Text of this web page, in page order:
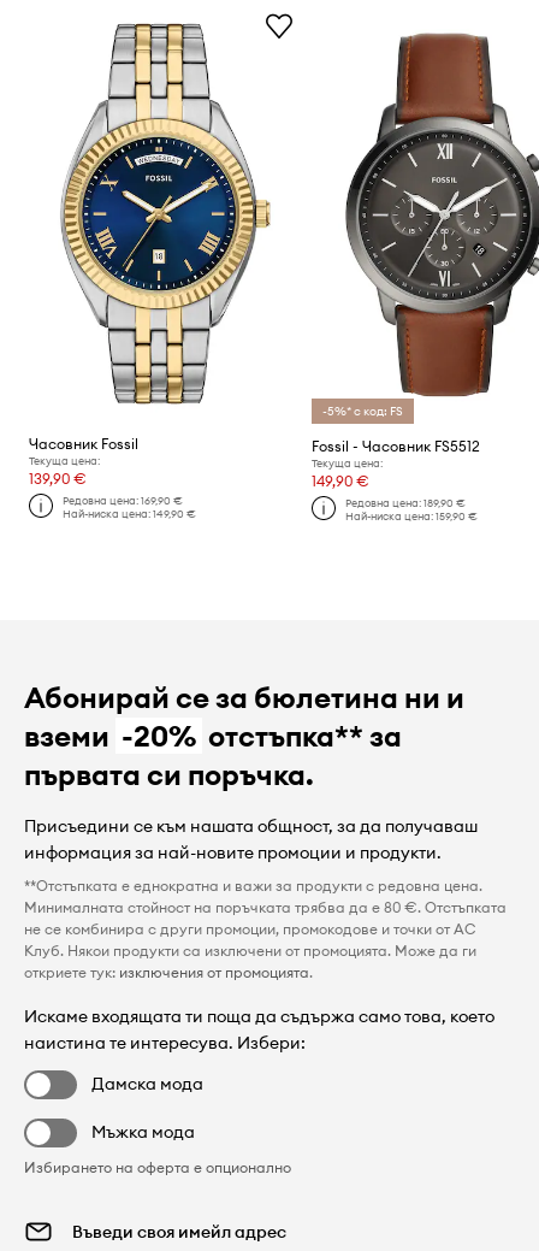
Часовник Fossil
Текуща цена:
139,90 €
Редовна цена:169,90 €
Най-ниска цена:149,90 €
-5%* с код: FS
Fossil - Часовник FS5512
Текуща цена:
149,90 €
Редовна цена: 189,90 €
Най-ниска цена: 159,90 €
Абонирай се за бюлетина ни и
вземи -20% отстъпка** за
първата си поръчка.
Присъедини се към нашата общност, за да получаваш
информация за най-новите промоции и продукти.
**Отстъпката е еднократна и важи за продукти с редовна цена.
Минималната стойност на поръчката трябва да е 80 €. Отстъпката
не се комбинира с други промоции, промокодове и точки от AC
Клуб. Някои продукти са изключени от промоцията. Може да ги
откриете тук: изключения от промоцията.
Искаме входящата ти поща да съдържа само това, което
наистина те интересува. Избери:
Дамска мода
Мъжка мода
Избирането на оферта е опционално